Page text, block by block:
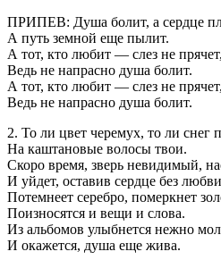
ПРИПЕВ: Душа болит, а сердце
А путь земной еще пылит.
А тот, кто любит — слез не прячет,
Ведь не напрасно душа болит.
А тот, кто любит — слез не прячет,
Ведь не напрасно душа болит.
2. То ли цвет черемух, то ли снег
На каштановые волосы твои.
Скоро время, зверь невидимый,
И уйдет, оставив сердце без
Потемнеет серебро, померкнет
Поизносятся и вещи и слова.
Из альбомов улыбнется нежно
И окажется, душа еще жива.